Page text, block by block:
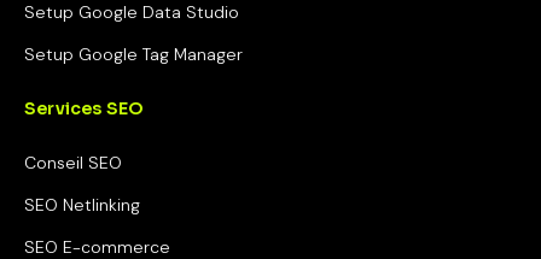
Setup Google Data Studio
Setup Google Tag Manager
Services SEO
Conseil SEO
SEO Netlinking
SEO E-commerce